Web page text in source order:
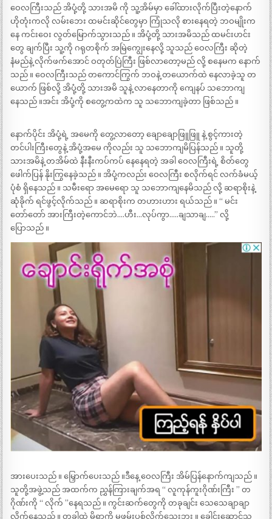
ဝေလကြီးသည် အိပုံ့တို့ သားအမိ ကို သူ့အိမ်မှာ ခေါ်ထားလိုက်ပြီးတဲ့နောက်
ဟိုတုံးကလို လမ်းဘေး ထမင်းဆိုင်တွေမှာ ကြုံသလို စားနေရတဲ့ ဘဝမျိုးက
နေ ကင်းဝေး လွတ်မြောက်သွားသည် ။ အိပုံ့တို့ သားအမိသည် ထမင်းဟင်း
တွေ ချက်ပြီး သူ့ကို ဂရုတစိုက် အမြဲကျွေးနေလို့ သူသည် ဝေလကြီး ဆိုတဲ့
နံမည်နဲ့ လိုက်ဖက်အောင် ဝတုတ်ပြဲကြီး ဖြစ်လာတော့မည် လို့ စနေမက နောက်
သည် ။ ဝေလကြီးသည် တကောင်ကြွက် ဘဝနဲ့ တယောက်ထဲ နေလာခဲ့သူ တ
ယောက် ဖြစ်လို့ အိပုံ့တို့ သားအမိ သူနဲ့ လာနေတာကို ကျေနပ် သဘောကျ
နေသည် ။အင်း အိပုံ့ကို စတွေ့ကထဲက သူ သဘောကျခဲ့တာ ဖြစ်သည် ။
နောက်ပိုင်း အိပုံ့ရဲ့ အမေကို တွေ့လာတော့ ချောချောဖြူဖြူ နဲ့ စွင့်ကားတဲ့
တင်ပါးကြီးတွေနဲ့ အိပုံ့အမေ ကိုလည်း သူ သဘောကျမိပြန်သည် ။ သူတို့
သားအမိနဲ့ တအိမ်ထဲ နီးနီးကပ်ကပ် နေနေရတဲ့ အခါ ဝေလကြီးရဲ့ စိတ်တွေ
ဖေါက်ပြန် နိုးကြွနေခဲ့သည် ။ အိပုံ့ကလည်း ဝေလကြီး စလိုက်ရင် လက်ခံမယ့်
ပုံစံ ရှိနေသည် ။ သမီးရော အမေရော သူ သဘောကျနေမိသည် လို့ ဆရာစိုးနဲ့
ဆုံခိုက် ရင်ဖွင့်လိုက်သည် ။ ဆရာစိုးက တဟားဟား ရယ်သည် ။ “ မင်း
တော်တော် အားကြီးတဲ့ကောင်ဘဲ….ဟီး…လုပ်ကွာ…..ချသာချ…..” လို့
ပြောသည် ။
အားပေးသည် ။ မြှောက်ပေးသည် ။ဒီနေ့ ဝေလကြီး အိမ်ပြန်နောက်ကျသည် ။
သူတို့အဖွဲ့သည် အထက်က ညွှန်ကြားချက်အရ “ လူကုန်ကူးဂိုဏ်းကြီး ” တ
ဂိုဏ်းကို “ လိုက် ”နေရသည် ။ ကွင်းဆက်တွေကို တခုချင်း သေသေချာချာ
လိုက်နေသည် ။ တခါထဲ မိရာကို မဖမ်းပစ်လိုက်သေးဘူး ။ ခေါင်းဆောင်သူ